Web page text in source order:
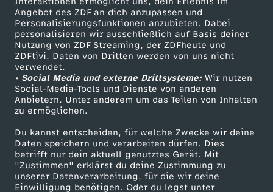
Angebot des ZDF an dich anzupassen und
Personalisierungsfunktionen anzubieten. Dabei
personalisieren wir ausschließlich auf Basis deiner
Nutzung von ZDF Streaming, der ZDFheute und
ZDFtivi. Daten von Dritten werden von uns nicht
verwendet.
• Social Media und externe Drittsysteme:Wir nutzen
Social-Media-Tools und Dienste von anderen
Anbietern. Unter anderem um das Teilen von Inhalten
zu ermöglichen.
Du kannst entscheiden, für welche Zwecke wir deine
Daten speichern und verarbeiten dürfen. Dies
betrifft nur dein aktuell genutztes Gerät. Mit
"Zustimmen" erklärst du deine Zustimmung zu
unserer Datenverarbeitung, für die wir deine
Einwilligung benötigen. Oder du legst unter
f
u
n
g
:
S
e
TV-Programm
ZDF Unternehmen
Karriere
ZDF goes Schule
Werbefernsehen
Mainzelmännchen